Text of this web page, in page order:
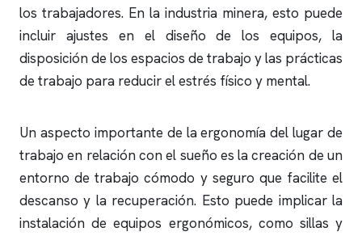
los trabajadores. En la industria minera, esto puede
incluir ajustes en el diseño de los equipos, la
disposición de los espacios de trabajo y las prácticas
de trabajo para reducir el estrés físico y mental.
Un aspecto importante de la ergonomía del lugar de
trabajo en relación con el sueño es la creación de un
entorno de trabajo cómodo y seguro que facilite el
descanso y la recuperación. Esto puede implicar la
instalación de equipos ergonómicos, como sillas y